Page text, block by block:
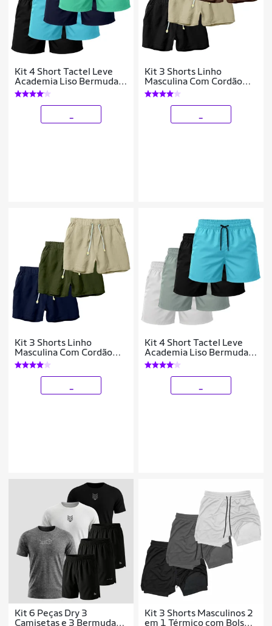
Kit 4 Short Tactel Leve
Academia Liso Bermuda
Masculina
Kit 3 Shorts Linho
Masculina Com Cordão
Bermuda Casual Verão
Kit 3 Shorts Linho
Masculina Com Cordão
Bermuda Casual Verão
Kit 4 Short Tactel Leve
Academia Liso Bermuda
Masculina
Kit 6 Peças Dry 3
Camisetas e 3 Bermudas
Kit 3 Shorts Masculinos 2
em 1 Térmico com Bolso